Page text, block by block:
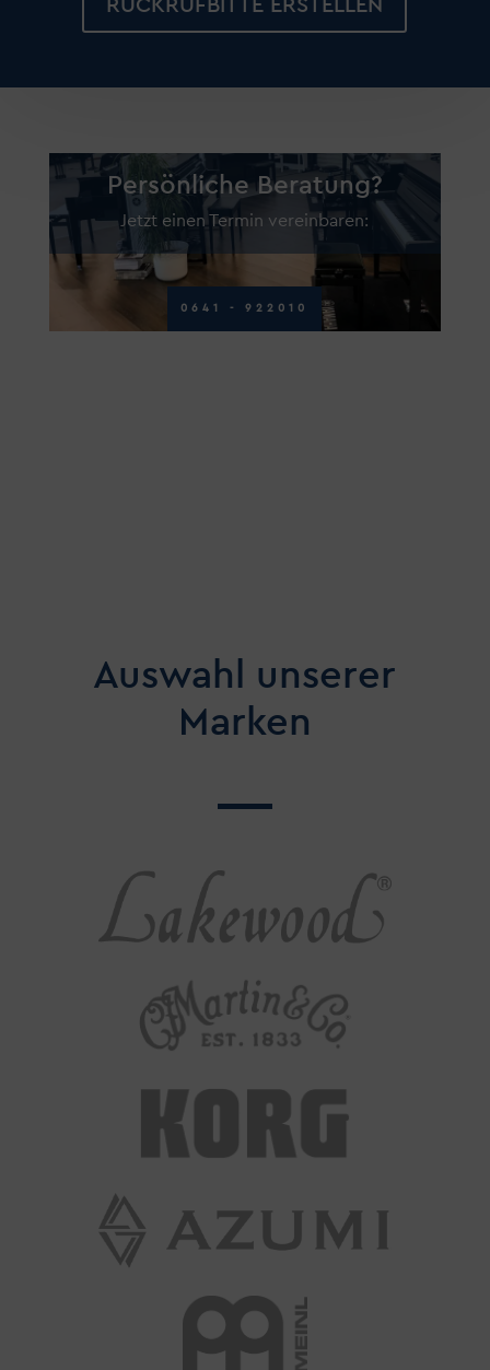
RÜCKRUFBITTE ERSTELLEN
Persönliche Beratung?
Jetzt einen Termin vereinbaren:
0641 - 922010
Auswahl unserer
Marken